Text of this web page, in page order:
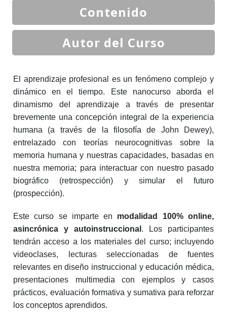
Contenido
Autor del Curso
El aprendizaje profesional es un fenómeno complejo y
dinámico en el tiempo. Este nanocurso aborda el
dinamismo del aprendizaje a través de presentar
brevemente una concepción integral de la experiencia
humana (a través de la filosofía de John Dewey),
entrelazado con teorías neurocognitivas sobre la
memoria humana y nuestras capacidades, basadas en
nuestra memoria; para interactuar con nuestro pasado
biográfico (retrospección) y simular el futuro
(prospección).
Este curso se imparte en modalidad 100% online,
asincrónica y autoinstruccional . Los participantes
tendrán acceso a los materiales del curso; incluyendo
videoclases, lecturas seleccionadas de fuentes
relevantes en diseño instruccional y educación médica,
presentaciones multimedia con ejemplos y casos
prácticos, evaluación formativa y sumativa para reforzar
los conceptos aprendidos.